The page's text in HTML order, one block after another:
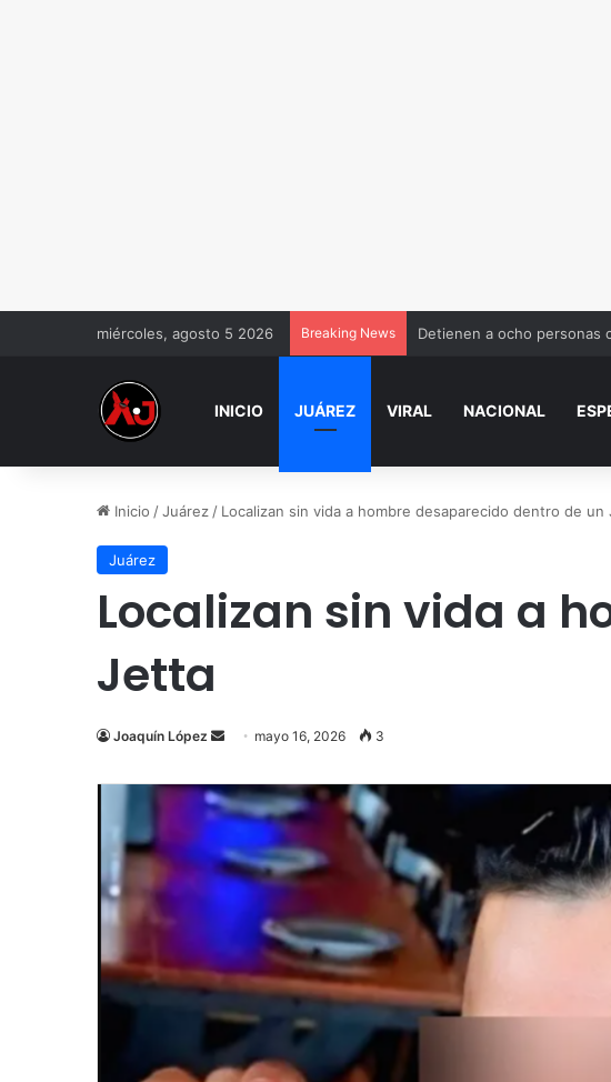
miércoles, agosto 5 2026 Breaking News Detienen a ocho personas
INICIO JUÁREZ VIRAL NACIONAL
Inicio /Juárez / Localizan sin vida a hombre desaparecido dentro de un
Juárez
Localizan sin vida a
Jetta
Joaquín López
Send
email
mayo 16, 2026 3